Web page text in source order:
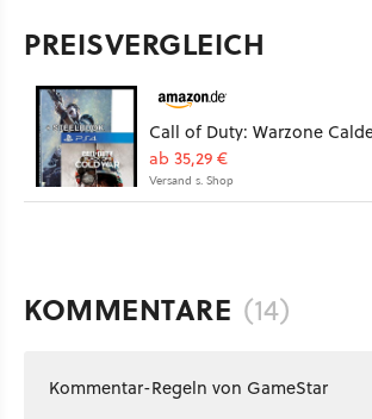
PREISVERGLEICH
Call of Duty: Warzone
ab 35,29 €
Versand s. Shop
KOMMENTARE (14)
Kommentar-Regeln von GameStar